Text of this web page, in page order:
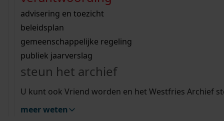
bouwvergunningen
omgevingsvergunningen
vergunningen
beeld en geluid
uitleg nodig?
Wij helpen u op weg met een aantal zoektips.
bekijk alle zoektips
Wij helpen u op weg met een aantal zoektips.
bekijk alle zoektips
bekijk ons geschiedenislokaal
advisering en toezicht
beleidsplan
gemeenschappelijke regeling
publiek jaarverslag
steun het archief
U kunt ook Vriend worden en het Westfries Archief
meer weten
zoektips
Mijn Studiezaal (inloggen)
uw zoekopdracht te